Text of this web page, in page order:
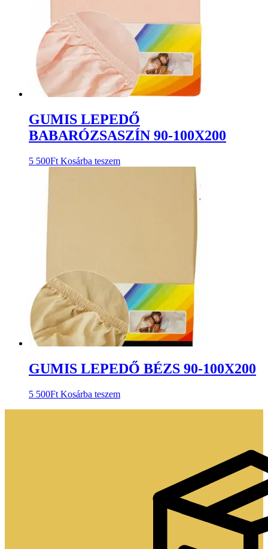
GUMIS LEPEDŐ
BABARÓZSASZÍN 90-100X200
5 500Ft Kosárba teszem
GUMIS LEPEDŐ BÉZS 90-100X200
5 500Ft Kosárba teszem